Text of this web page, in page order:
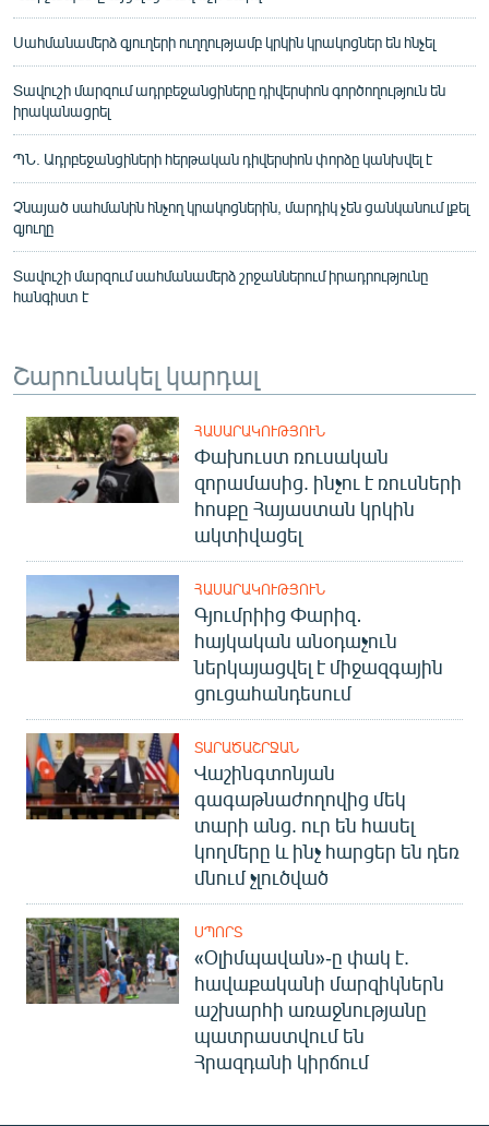
Սահմանամերձ գյուղերի ուղղությամբ կրկին կրակոցներ են հնչել
Տավուշի մարզում ադրբեջանցիները դիվերսիոն գործողություն են
իրականացրել
ՊՆ. Ադրբեջանցիների հերթական դիվերսիոն փորձը կանխվել է
Չնայած սահմանին հնչող կրակոցներին, մարդիկ չեն ցանկանում լքել
գյուղը
Տավուշի մարզում սահմանամերձ շրջաններում իրադրությունը
հանգիստ է
Շարունակել կարդալ
ՀԱՍԱՐԱԿՈՒԹՅՈՒՆ
Փախուստ ռուսական
զորամասից. ինչու է ռուսների
հոսքը Հայաստան կրկին
ակտիվացել
ՀԱՍԱՐԱԿՈՒԹՅՈՒՆ
Գյումրիից Փարիզ․
հայկական անօդաչուն
ներկայացվել է միջազգային
ցուցահանդեսում
ՏԱՐԱԾԱՇՐՋԱՆ
Վաշինգտոնյան
գագաթնաժողովից մեկ
տարի անց. ուր են հասել
կողմերը և ինչ հարցեր են դեռ
մնում չլուծված
ՍՊՈՐՏ
«Օլիմպավան»-ը փակ է.
հավաքականի մարզիկներն
աշխարհի առաջնությանը
պատրաստվում են
Հրազդանի կիրճում